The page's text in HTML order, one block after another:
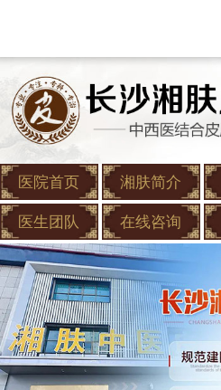
医院首页 湘肤简介
医生团队 在线咨询